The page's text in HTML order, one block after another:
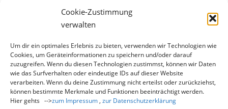
Cookie-Zustimmung
verwalten
Um dir ein optimales Erlebnis zu bieten, verwenden wir Technologien wie
Cookies, um Geräteinformationen zu speichern und/oder darauf
zuzugreifen. Wenn du diesen Technologien zustimmst, können wir Daten
wie das Surfverhalten oder eindeutige IDs auf dieser Website
verarbeiten. Wenn du deine Zustimmung nicht erteilst oder zurückziehst,
können bestimmte Merkmale und Funktionen beeinträchtigt werden.
Hier gehts -->zum Impressum , zur Datenschutzerklärung
Juni 13, 2026
Marina KaiserzuSelbstliebe (5) – die
Entscheidung FÜR uns selbst findet uns
immer wieder – UND: wir können sie
bekräftigen
Juni 13, 2026
Du liebe Elke, wie schön, dass du mit mir und